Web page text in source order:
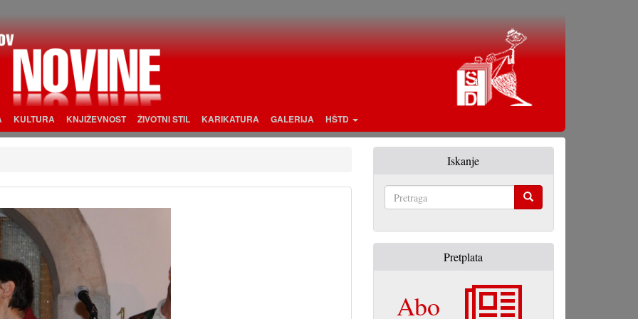
KULTURA KNJIŽEVNOST ŽIVOTNI STIL KARIKATURA GALERIJA HŠTD
Iskanje
Pretplata
Abo